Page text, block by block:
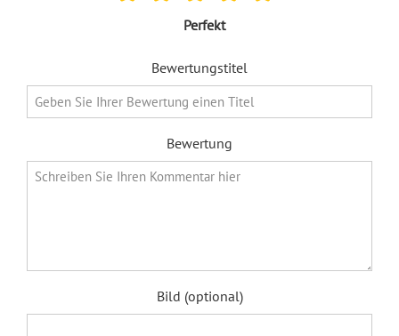
Perfekt
Bewertungstitel
Bewertung
Bild (optional)